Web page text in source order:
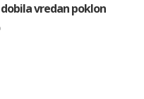
vredan poklon